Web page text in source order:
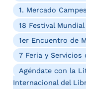
1. Mercado
18 Festival
1er Encuentro de
7 Feria y Servicios
Agéndate con la
Internacional del